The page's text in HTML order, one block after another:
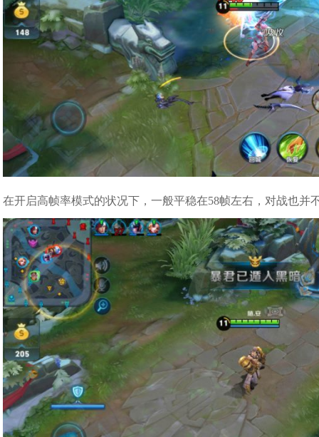
在开启高帧率模式的状况下，一般平稳在58帧左右，对战也